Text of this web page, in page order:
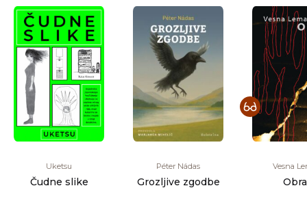
Uketsu
Čudne slike
Péter Nádas
Grozljive zgodbe
Vesna